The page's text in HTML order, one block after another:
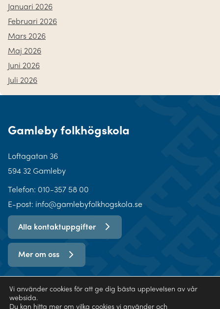
Januari 2026
Februari 2026
Mars 2026
Maj 2026
Juni 2026
Juli 2026
Gamleby folkhögskola
Loftagatan 36
594 32 Gamleby
Telefon: 010-357 58 00
E-post: info@gamlebyfolkhogskola.se
Alla kontaktuppgifter
Mer om oss
Vi använder cookies för att ge dig bästa upplevelsen av vår
websida.
Du kan hitta mer om vilka cookies vi använder och